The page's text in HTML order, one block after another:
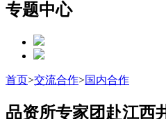
专题中心
首页>交流合作>国内合作
品资所专家团赴江西